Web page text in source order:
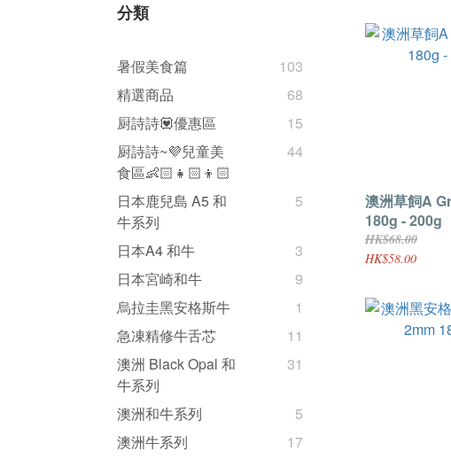
分類
暑假美食篇
103
精選商品
68
厨詩詩💟優惠區
15
厨詩詩~💜兒童美
食區👶🏻👧🏻👦🏻
44
日本鹿兒島 A5 和
牛系列
5
日本A4 和牛
3
日本宮崎和牛
9
烏拉圭黑安格斯牛
1
急凍精修牛舌芯
11
澳洲 Black Opal 和
牛系列
31
澳洲和牛系列
5
澳洲牛系列
17
澳洲草飼A
180g - 200g
HK$68.00
HK$58.00